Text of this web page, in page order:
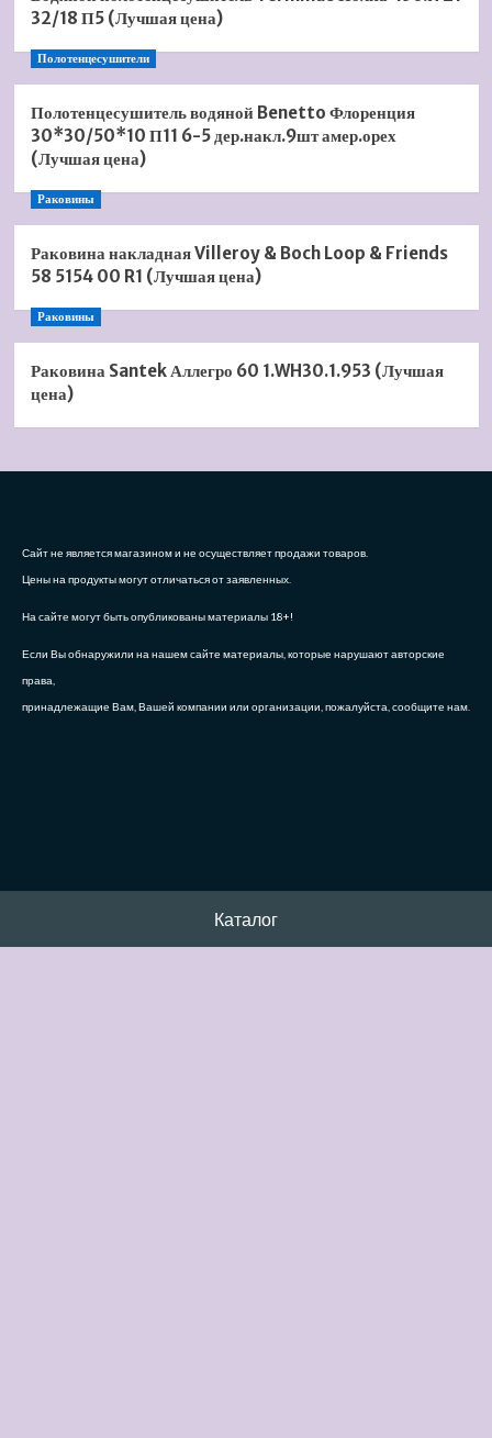
32/18 П5 (Лучшая цена)
Полотенцесушители
Полотенцесушитель водяной Benetto Флоренция
30*30/50*10 П11 6-5 дер.накл.9шт амер.орех
(Лучшая цена)
Раковины
Раковина накладная Villeroy & Boch Loop & Friends
58 5154 00 R1 (Лучшая цена)
Раковины
Раковина Santek Аллегро 60 1.WH30.1.953 (Лучшая
цена)
Сайт не является магазином и не осуществляет продажи товаров.
Цены на продукты могут отличаться от заявленных.
На сайте могут быть опубликованы материалы 18+!
Если Вы обнаружили на нашем сайте материалы, которые нарушают авторские
права,
принадлежащие Вам, Вашей компании или организации, пожалуйста, сообщите нам.
Каталог